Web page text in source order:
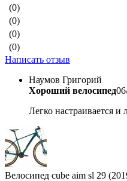
(0)
(0)
(0)
(0)
Написать отзыв
Наумов Григорий
Хороший велосипед
Легко настраивается и
Велосипед cube aim sl 29